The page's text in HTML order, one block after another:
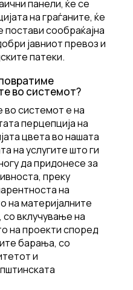
панели, ќе се
на граѓаните, ќе
постави сообраќајна
јавниот превоз и
патеки.
во системот?
во системот е на
перцепција на
цвета во нашата
на услугите што ги
да придонесе за
преку
на
на материјалните
вклучување на
на проекти според
барања, со
и